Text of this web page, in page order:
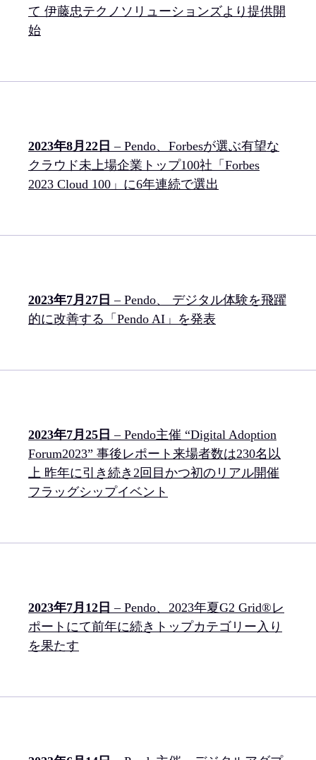
て 伊藤忠テクノソリューションズより提供開
始
2023年8月22日 – Pendo、Forbesが選ぶ有望な
クラウド未上場企業トップ100社「Forbes
2023 Cloud 100」に6年連続で選出
2023年7月27日 – Pendo、 デジタル体験を飛躍
的に改善する「Pendo AI」を発表
2023年7月25日 – Pendo主催 “Digital Adoption
Forum2023” 事後レポート来場者数は230名以
上 昨年に引き続き2回目かつ初のリアル開催
フラッグシップイベント
2023年7月12日 – Pendo、2023年夏G2 Grid®レ
ポートにて前年に続きトップカテゴリー入り
を果たす